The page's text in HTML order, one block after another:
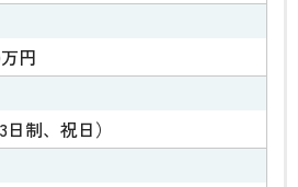
円
制、祝日）